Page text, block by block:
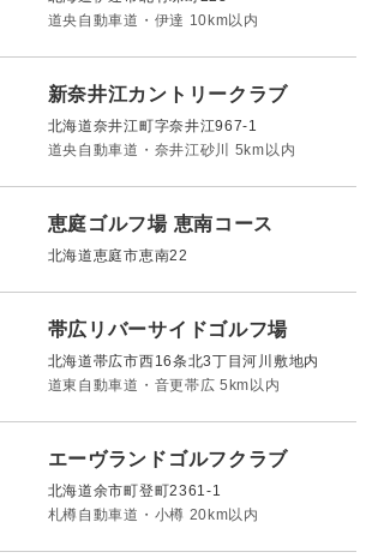
道央自動車道・伊達 10km以内
新奈井江カントリークラブ
北海道奈井江町字奈井江967-1
道央自動車道・奈井江砂川 5km以内
恵庭ゴルフ場 恵南コース
北海道恵庭市恵南22
帯広リバーサイドゴルフ場
北海道帯広市西16条北3丁目河川敷地内
道東自動車道・音更帯広 5km以内
エーヴランドゴルフクラブ
北海道余市町登町2361-1
札樽自動車道・小樽 20km以内